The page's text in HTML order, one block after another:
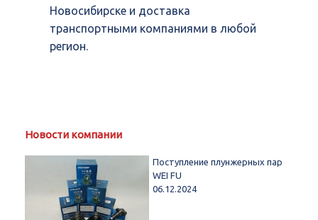
Новосибирске и доставка
транспортными компаниями в любой
регион.
Новости компании
Поступление плунжерных пар
WEI FU
06.12.2024